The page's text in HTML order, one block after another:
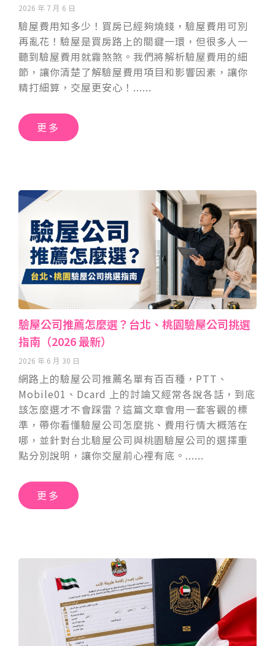
2026 年 7 月 6 日
驗屋費用知多少！買房已經夠燒錢，驗屋費用可別
再亂花！驗屋是買房路上的關鍵一環，但很多人一
聽到驗屋費用就霧煞煞。我們將解析驗屋費用的細
節，讓你清楚了解驗屋費用項目和影響因素，讓你
精打細算，交屋更安心！
更多
驗屋公司推薦怎麼選？台北、桃園驗屋公司挑選
指南（2026 最新）
2026 年 6 月 30 日
網路上的驗屋公司推薦名單有百百種，PTT、
Mobile01、Dcard 上的討論又經常各說各話，到底
該怎麼選才不會踩雷？這篇文章會用一套客觀的標
準，帶你看懂驗屋公司怎麼挑、費用行情大概落在
哪，並針對台北驗屋公司與桃園驗屋公司的選擇重
點分別說明，讓你交屋前心裡有底。
更多